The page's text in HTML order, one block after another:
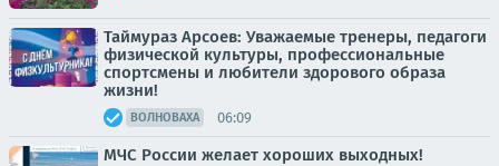
Таймураз Арсоев: Уважаемые тренеры, педагоги
физической культуры, профессиональные
спортсмены и любители здорового образа
жизни!
ВОЛНОВАХА 06:09
МЧС России желает хороших выходных!